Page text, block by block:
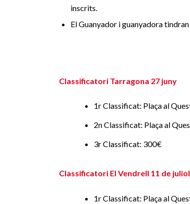
inscrits.
El Guanyador i guanyadora
Classificatori Tarragona 27 juny
1r Classificat: Plaça al
2n Classificat: Plaça al
3r Classificat: 300€
Classificatori El Vendrell 11 de juliol
1r Classificat: Plaça al